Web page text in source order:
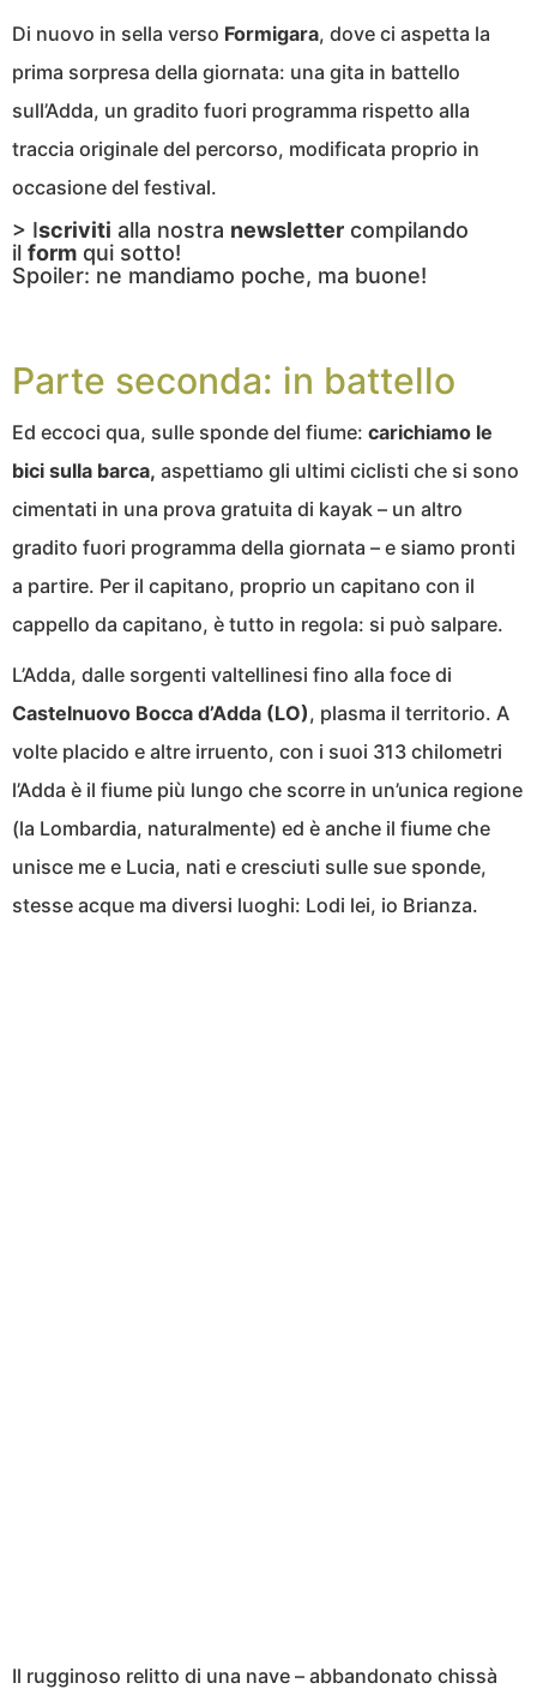
Di nuovo in sella verso Formigara, dove ci aspetta la
prima sorpresa della giornata: una gita in battello
sull’Adda, un gradito fuori programma rispetto alla
traccia originale del percorso, modificata proprio in
occasione del festival.
> Iscriviti alla nostra newsletter compilando
il form qui sotto!
Spoiler: ne mandiamo poche, ma buone!
Parte seconda: in battello
Ed eccoci qua, sulle sponde del fiume: carichiamo le
bici sulla barca, aspettiamo gli ultimi ciclisti che si sono
cimentati in una prova gratuita di kayak – un altro
gradito fuori programma della giornata – e siamo pronti
a partire. Per il capitano, proprio un capitano con il
cappello da capitano, è tutto in regola: si può salpare.
L’Adda, dalle sorgenti valtellinesi fino alla foce di
Castelnuovo Bocca d’Adda (LO), plasma il territorio. A
volte placido e altre irruento, con i suoi 313 chilometri
l’Adda è il fiume più lungo che scorre in un’unica regione
(la Lombardia, naturalmente) ed è anche il fiume che
unisce me e Lucia, nati e cresciuti sulle sue sponde,
stesse acque ma diversi luoghi: Lodi lei, io Brianza.
Il rugginoso relitto di una nave – abbandonato chissà